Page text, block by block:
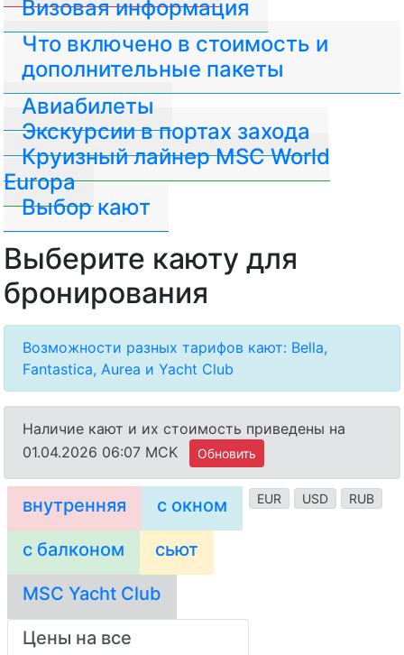
Визовая информация
Авиабилеты
Что включено в стоимость и
дополнительные пакеты
Экскурсии в портах захода
Круизный лайнер MSC World
Europa
Выбор кают
Выберите каюту для
бронирования
Возможности разных тарифов кают: Bella,
Fantastica, Aurea и Yacht Club
Наличие кают и их стоимость приведены на
01.04.2026 06:07 MCK
Обновить
EUR USD RUB
внутренняя с окном
с балконом сьют
MSC Yacht Club
Цены на все